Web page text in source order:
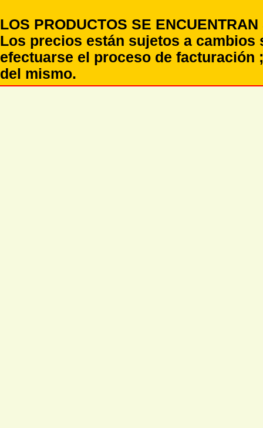
LOS PRODUCTOS SE
Los precios están sujetos a
efectuarse el proceso de
del mismo.